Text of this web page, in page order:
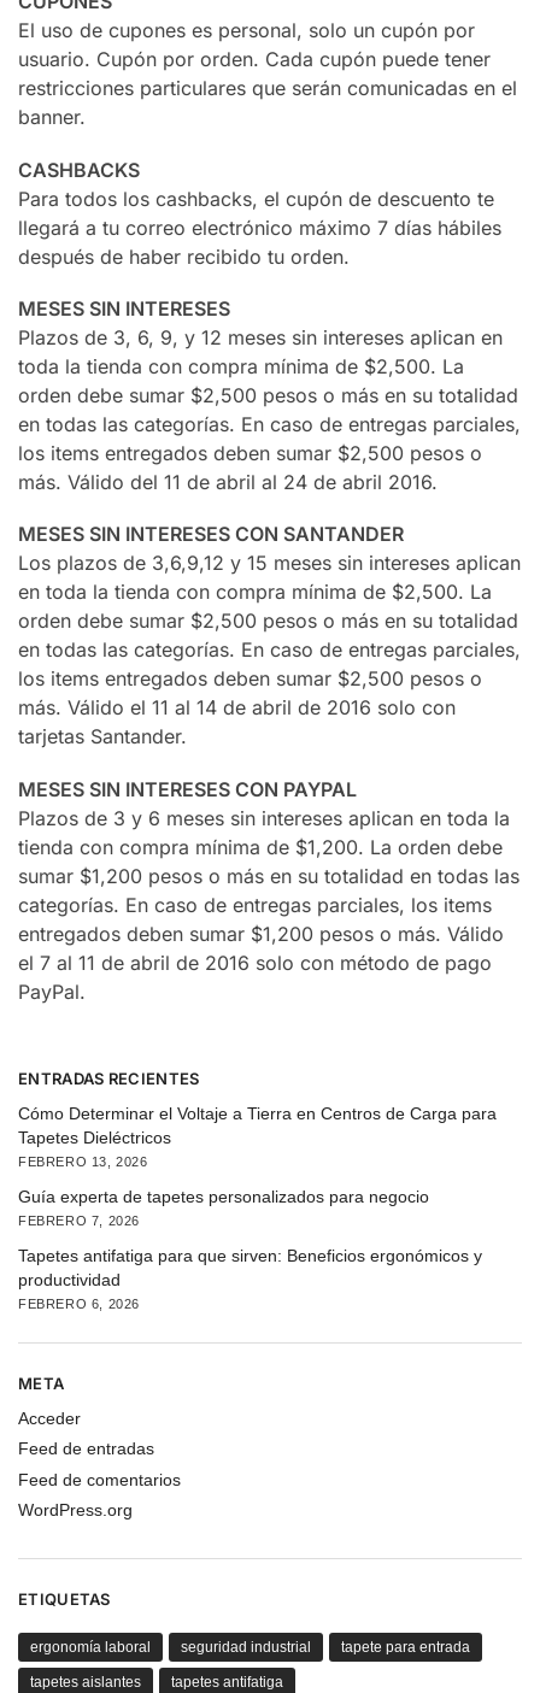
El uso de cupones es personal, solo un cupón por
usuario. Cupón por orden. Cada cupón puede tener
restricciones particulares que serán comunicadas en el
banner.
CASHBACKS
Para todos los cashbacks, el cupón de descuento te
llegará a tu correo electrónico máximo 7 días hábiles
después de haber recibido tu orden.
MESES SIN INTERESES
Plazos de 3, 6, 9, y 12 meses sin intereses aplican en
toda la tienda con compra mínima de $2,500. La
orden debe sumar $2,500 pesos o más en su totalidad
en todas las categorías. En caso de entregas parciales,
los items entregados deben sumar $2,500 pesos o
más. Válido del 11 de abril al 24 de abril 2016.
MESES SIN INTERESES CON SANTANDER
Los plazos de 3,6,9,12 y 15 meses sin intereses aplican
en toda la tienda con compra mínima de $2,500. La
orden debe sumar $2,500 pesos o más en su totalidad
en todas las categorías. En caso de entregas parciales,
los items entregados deben sumar $2,500 pesos o
más. Válido el 11 al 14 de abril de 2016 solo con
tarjetas Santander.
MESES SIN INTERESES CON PAYPAL
Plazos de 3 y 6 meses sin intereses aplican en toda la
tienda con compra mínima de $1,200. La orden debe
sumar $1,200 pesos o más en su totalidad en todas las
categorías. En caso de entregas parciales, los items
entregados deben sumar $1,200 pesos o más. Válido
el 7 al 11 de abril de 2016 solo con método de pago
PayPal.
ENTRADAS RECIENTES
Cómo Determinar el Voltaje a Tierra en Centros de Carga para
Tapetes Dieléctricos
FEBRERO 13, 2026
Guía experta de tapetes personalizados para negocio
FEBRERO 7, 2026
Tapetes antifatiga para que sirven: Beneficios ergonómicos y
productividad
FEBRERO 6, 2026
META
Acceder
Feed de entradas
Feed de comentarios
WordPress.org
ETIQUETAS
ergonomía laboral seguridad industrial tapete para entrada
tapetes aislantes tapetes antifatiga